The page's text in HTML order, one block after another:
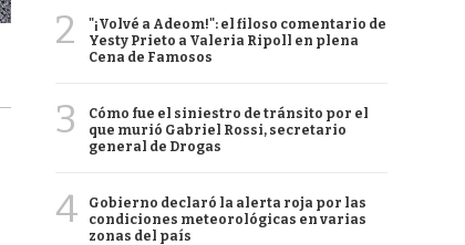
2
"¡Volvé a Adeom!": el filoso comentario de
Yesty Prieto a Valeria Ripoll en plena
Cena de Famosos
3
Cómo fue el siniestro de tránsito por el
que murió Gabriel Rossi, secretario
general de Drogas
4
Gobierno declaró la alerta roja por las
condiciones meteorológicas en varias
zonas del país